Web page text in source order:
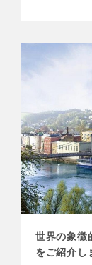
世界の象徴
をご紹介し